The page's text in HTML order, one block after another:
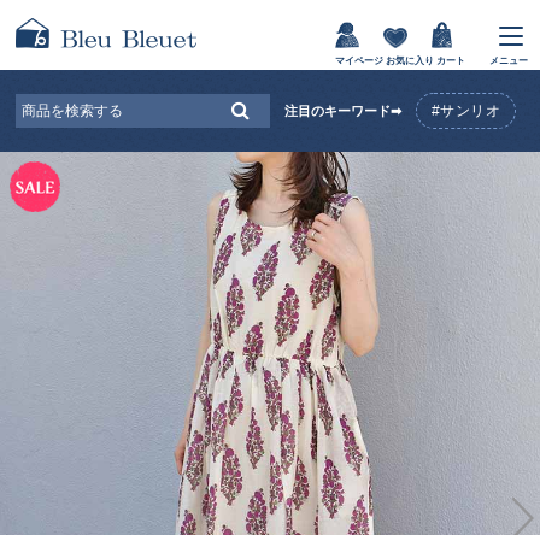
マイページ お気に入り カート メニュー
注目のキーワード➡ #サンリオ